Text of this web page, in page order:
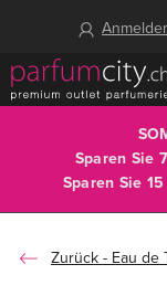
Sparen Sie
Sparen Sie
Eau de